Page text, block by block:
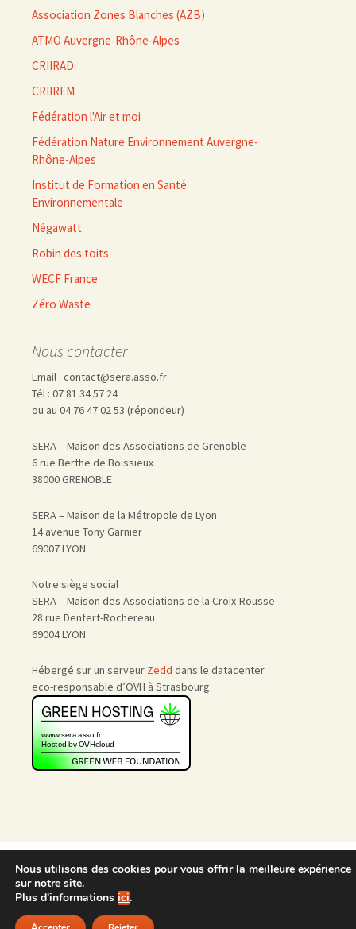
Association Zones Blanches (AZB)
ATMO Auvergne-Rhône-Alpes
CRIIRAD
CRIIREM
Fédération l'Air et moi
Fédération Nature Environnement Auvergne-
Rhône-Alpes
Institut de Formation en Santé
Environnementale
Négawatt
Robin des toits
WECF France
Zéro Waste
Nous contacter
Email : contact@sera.asso.fr
Tél : 07 81 34 57 24
ou au 04 76 47 02 53 (répondeur)
SERA – Maison des Associations de Grenoble
6 rue Berthe de Boissieux
38000 GRENOBLE
SERA – Maison de la Métropole de Lyon
14 avenue Tony Garnier
69007 LYON
Notre siège social :
SERA – Maison des Associations de la Croix-Rousse
28 rue Denfert-Rochereau
69004 LYON
Hébergé sur un serveur Zedd dans le datacenter
eco-responsable d’OVH à Strasbourg.
Admin
Nous utilisons des cookies pour vous offrir la meilleure expérience
sur notre site.
Plus d'informations ici.